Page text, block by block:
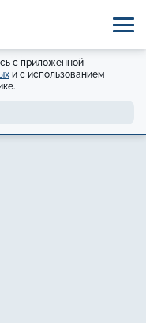
с приложенной
и с использованием